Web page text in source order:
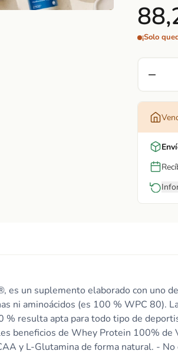
¡Solo
un suplemento elaborado con uno
ni aminoácidos (es 100 % WPC 80).
resulta apta para todo tipo de
beneficios de Whey Protein 100%
y L-Glutamina de forma natural. -